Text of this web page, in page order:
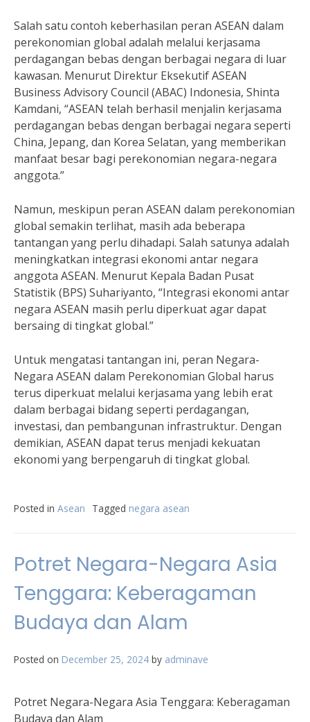
Salah satu contoh keberhasilan peran ASEAN dalam
perekonomian global adalah melalui kerjasama
perdagangan bebas dengan berbagai negara di luar
kawasan. Menurut Direktur Eksekutif ASEAN
Business Advisory Council (ABAC) Indonesia, Shinta
Kamdani, “ASEAN telah berhasil menjalin kerjasama
perdagangan bebas dengan berbagai negara seperti
China, Jepang, dan Korea Selatan, yang memberikan
manfaat besar bagi perekonomian negara-negara
anggota.”
Namun, meskipun peran ASEAN dalam perekonomian
global semakin terlihat, masih ada beberapa
tantangan yang perlu dihadapi. Salah satunya adalah
meningkatkan integrasi ekonomi antar negara
anggota ASEAN. Menurut Kepala Badan Pusat
Statistik (BPS) Suhariyanto, “Integrasi ekonomi antar
negara ASEAN masih perlu diperkuat agar dapat
bersaing di tingkat global.”
Untuk mengatasi tantangan ini, peran Negara-
Negara ASEAN dalam Perekonomian Global harus
terus diperkuat melalui kerjasama yang lebih erat
dalam berbagai bidang seperti perdagangan,
investasi, dan pembangunan infrastruktur. Dengan
demikian, ASEAN dapat terus menjadi kekuatan
ekonomi yang berpengaruh di tingkat global.
Posted in Asean Tagged negara asean
Potret Negara-Negara Asia
Tenggara: Keberagaman
Budaya dan Alam
Posted on December 25, 2024 by adminave
Potret Negara-Negara Asia Tenggara: Keberagaman
Budaya dan Alam